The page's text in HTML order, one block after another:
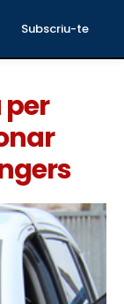
Subscriu-te
per